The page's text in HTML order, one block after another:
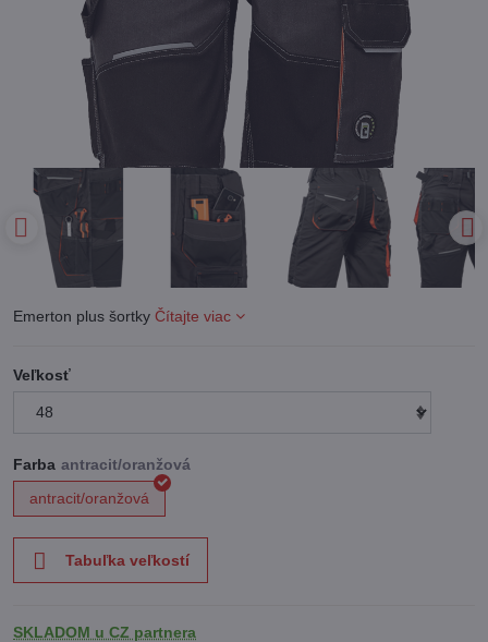
Emerton plus šortky Čítajte viac
Veľkosť
Farba
antracit/oranžová
Tabuľka veľkostí
SKLADOM u CZ partnera